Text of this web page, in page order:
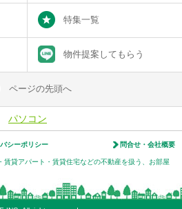
特集一覧
物件提案してもらう
ページの先頭へ
パソコン
シーポリシー 問合せ・会社概要
貸アパート・賃貸住宅などの不動産を扱う、お部屋